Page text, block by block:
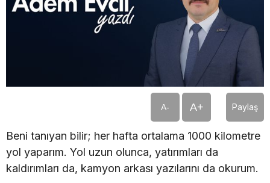
A- A+ Paylaş
Beni tanıyan bilir; her hafta ortalama 1000 kilometre
yol yaparım. Yol uzun olunca, yatırımları da
kaldırımları da, kamyon arkası yazılarını da okurum.